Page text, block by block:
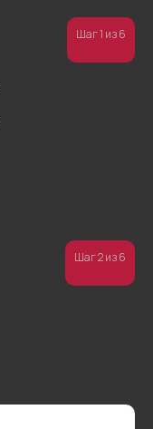
Шаг 1 из 6
Шаг 2 из 6